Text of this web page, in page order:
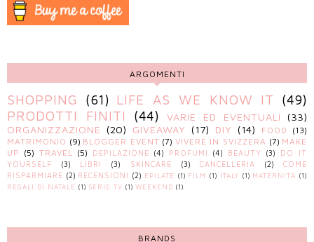
ARGOMENTI
SHOPPING (61) LIFE AS WE KNOW IT
(49)
PRODOTTI FINITI
(44) VARIE ED EVENTUALI
(33)
ORGANIZZAZIONE
(20) GIVEAWAY (17) DIY (14) FOOD
(13)
MATRIMONIO (9) BLOGGER EVENT (7) VIVERE IN SVIZZERA (7) MAKE
UP (5) TRAVEL (5) DEPILAZIONE (4) PROFUMI (4) BEAUTY (3)
DO IT
YOURSELF
(3) LIBRI (3) SKINCARE (3) CANCELLERIA (2)
COME
RISPARMIARE (2) RECENSIONI (2) EPILATE (1) FILM (1) ITALY (1) MATERNITÀ (1)
REGALI DI NATALE (1) SERIE TV (1) WEEKEND (1)
BRANDS